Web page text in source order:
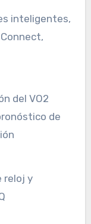
inteligentes,
del VO2
de
reloj y